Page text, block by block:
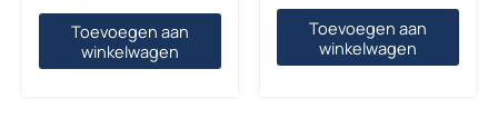
Toevoegen aan
winkelwagen
Toevoegen aan
winkelwagen